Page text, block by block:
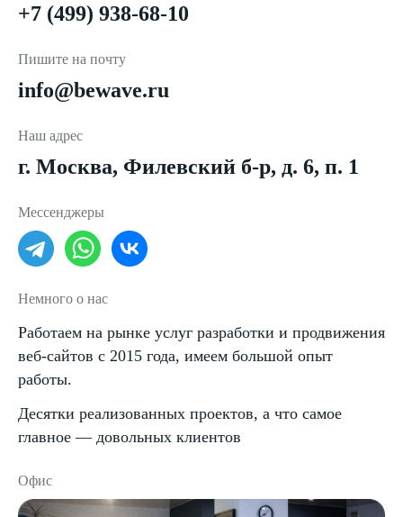
+7 (499) 938-68-10
Пишите на почту
info@bewave.ru
Наш адрес
г. Москва, Филевский б-р, д. 6, п. 1
Мессенджеры
Немного о нас
Работаем на рынке услуг разработки и продвижения
веб-сайтов с 2015 года, имеем большой опыт
работы.
Десятки реализованных проектов, а что самое
главное — довольных клиентов
Офис